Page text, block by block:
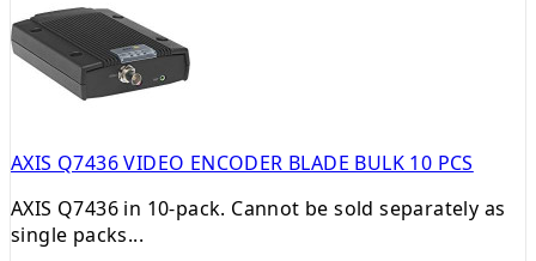
AXIS Q7436 VIDEO ENCODER BLADE BULK 10 PCS
AXIS Q7436 in 10-pack. Cannot be sold separately as
single packs...